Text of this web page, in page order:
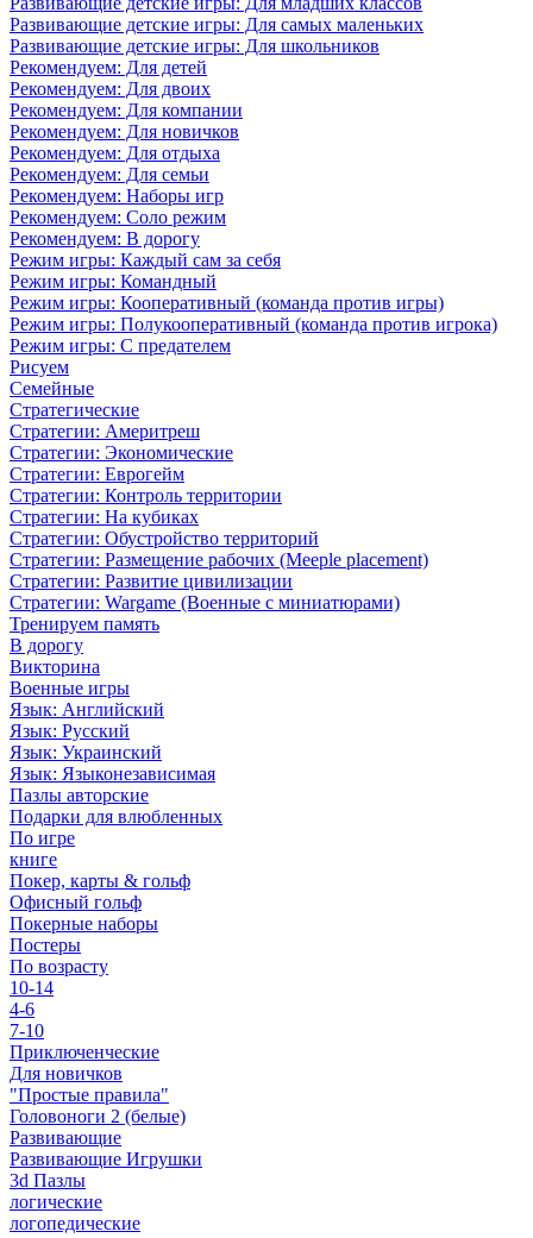
Развивающие детские игры: Для самых маленьких
Развивающие детские игры: Для школьников
Рекомендуем: Для детей
Рекомендуем: Для двоих
Рекомендуем: Для компании
Рекомендуем: Для новичков
Рекомендуем: Для отдыха
Рекомендуем: Для семьи
Рекомендуем: Наборы игр
Рекомендуем: Соло режим
Рекомендуем: В дорогу
Режим игры: Каждый сам за себя
Режим игры: Командный
Режим игры: Кооперативный (команда против игры)
Режим игры: Полукооперативный (команда против игрока)
Режим игры: С предателем
Рисуем
Семейные
Стратегические
Стратегии: Америтреш
Стратегии: Экономические
Стратегии: Еврогейм
Стратегии: Контроль территории
Стратегии: На кубиках
Стратегии: Обустройство территорий
Стратегии: Размещение рабочих (Meeple placement)
Стратегии: Развитие цивилизации
Стратегии: Wargame (Военные с миниатюрами)
Тренируем память
В дорогу
Викторина
Военные игры
Язык: Английский
Язык: Русский
Язык: Украинский
Язык: Языконезависимая
Пазлы авторские
Подарки для влюбленных
По игре
книге
Покер, карты & гольф
Офисный гольф
Покерные наборы
Постеры
По возрасту
10-14
4-6
7-10
Приключенческие
Для новичков
"Простые правила"
Головоноги 2 (белые)
Развивающие
Развивающие Игрушки
3d Пазлы
логические
логопедические